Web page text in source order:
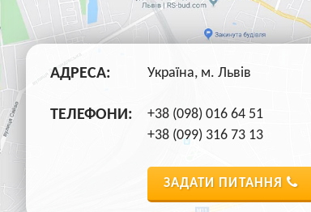
АДРЕСА: Україна, м. Львів
ТЕЛЕФОНИ:
+38 (098) 016 64 51
+38 (099) 316 73 13
ЗАДАТИ ПИТАННЯ